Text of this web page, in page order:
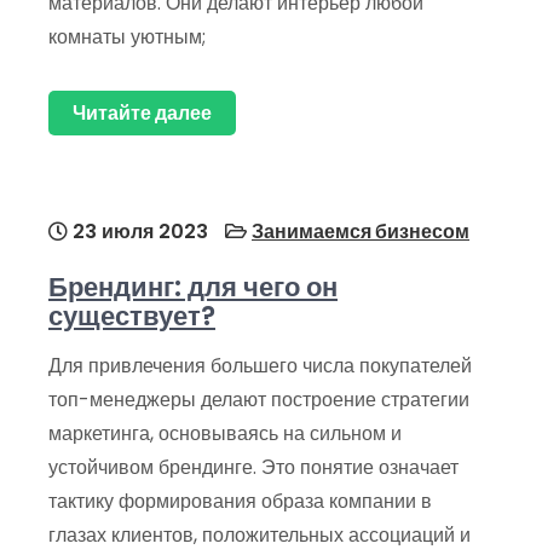
комнаты уютным;
Читайте далее
23 июля 2023 Занимаемся бизнесом
Брендинг: для чего он
существует?
Для привлечения большего числа покупателей
топ-менеджеры делают построение стратегии
маркетинга, основываясь на сильном и
устойчивом брендинге. Это понятие означает
тактику формирования образа компании в
глазах клиентов, положительных ассоциаций и